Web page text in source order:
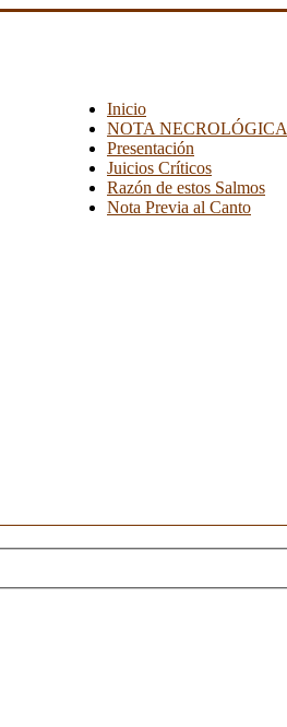
Inicio
NOTA NECROLÓGICA
Presentación
Juicios Críticos
Razón de estos Salmos
Nota Previa al Canto